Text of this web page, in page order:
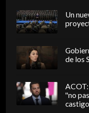
Un
de los
"no